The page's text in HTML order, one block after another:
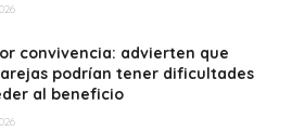
convivencia: advierten que
podrían tener dificultades
al beneficio